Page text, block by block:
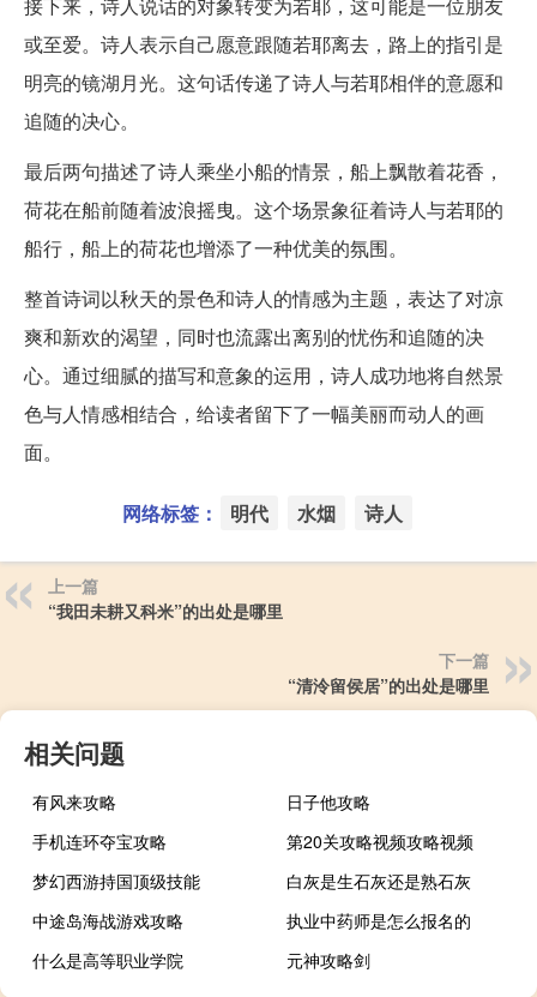
接下来，诗人说话的对象转变为若耶，这可能是一位朋友
或至爱。诗人表示自己愿意跟随若耶离去，路上的指引是
明亮的镜湖月光。这句话传递了诗人与若耶相伴的意愿和
追随的决心。
最后两句描述了诗人乘坐小船的情景，船上飘散着花香，
荷花在船前随着波浪摇曳。这个场景象征着诗人与若耶的
船行，船上的荷花也增添了一种优美的氛围。
整首诗词以秋天的景色和诗人的情感为主题，表达了对凉
爽和新欢的渴望，同时也流露出离别的忧伤和追随的决
心。通过细腻的描写和意象的运用，诗人成功地将自然景
色与人情感相结合，给读者留下了一幅美丽而动人的画
面。
网络标签： 明代 水烟 诗人
上一篇
“我田未耕又科米”的出处是哪里
下一篇
“清泠留侯居”的出处是哪里
相关问题
有风来攻略
日子他攻略
手机连环夺宝攻略
第20关攻略视频攻略视频
梦幻西游持国顶级技能
白灰是生石灰还是熟石灰
中途岛海战游戏攻略
执业中药师是怎么报名的
什么是高等职业学院
元神攻略剑